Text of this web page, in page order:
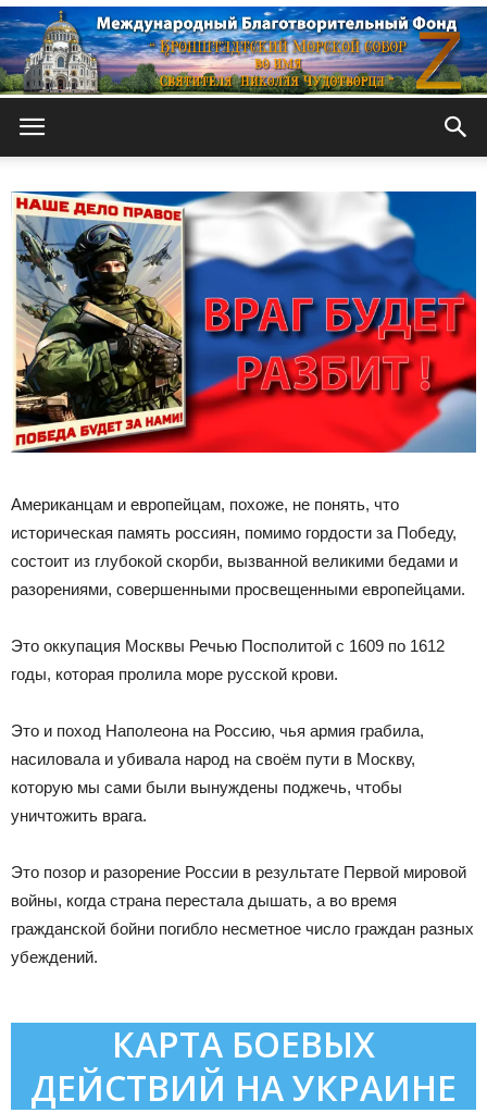
Морской
собор
Американцам и европейцам, похоже, не понять, что
историческая память россиян, помимо гордости за Победу,
состоит из глубокой скорби, вызванной великими бедами и
разорениями, совершенными просвещенными европейцами.
Это оккупация Москвы Речью Посполитой с 1609 по 1612
годы, которая пролила море русской крови.
Это и поход Наполеона на Россию, чья армия грабила,
насиловала и убивала народ на своём пути в Москву,
которую мы сами были вынуждены поджечь, чтобы
уничтожить врага.
Это позор и разорение России в результате Первой мировой
войны, когда страна перестала дышать, а во время
гражданской бойни погибло несметное число граждан разных
убеждений.
КАРТА БОЕВЫХ
ДЕЙСТВИЙ НА УКРАИНЕ